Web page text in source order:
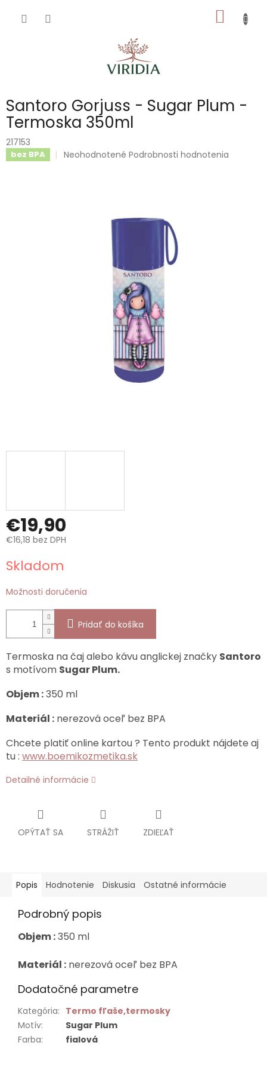
KOŠÍK
Santoro Gorjuss - Sugar Plum -
Termoska 350ml
217153
bez BPA
Priemerné
Neohodnotené Podrobnosti hodnotenia
€19,90
€16,18 bez DPH
cena:
Skladom
Možnosti doručenia
Pridať do košíka
Termoska na čaj alebo kávu anglickej značky Santoro
s motívom Sugar Plum.
Objem :350 ml
Materiál : nerezová oceľ bez BPA
Chcete platiť online kartou ? Tento produkt nájdete aj
tu : www.boemikozmetika.sk
Detailné informácie
OPÝTAŤ SA STRÁŽIŤ ZDIEĽAŤ
Popis Hodnotenie Diskusia Ostatné informácie
Podrobný popis
Objem :350 ml
Materiál : nerezová oceľ bez BPA
Dodatočné parametre
Kategória: Termo fľaše,termosky
Motív:
Sugar Plum
Farba: fialová